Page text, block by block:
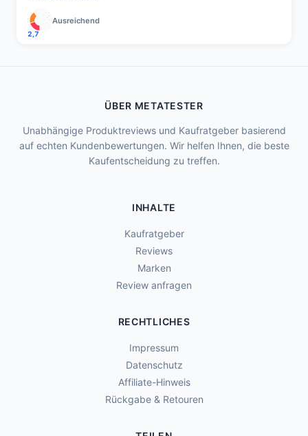
2,7
Ausreichend
ÜBER METATESTER
Unabhängige Produktreviews und Kaufratgeber basierend
auf echten Kundenbewertungen. Wir helfen Ihnen, die beste
Kaufentscheidung zu treffen.
INHALTE
Kaufratgeber
Reviews
Marken
Review anfragen
RECHTLICHES
Impressum
Datenschutz
Affiliate-Hinweis
Rückgabe & Retouren